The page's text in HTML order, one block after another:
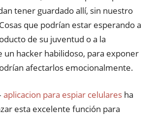
tener guardado allí, sin nuestro
que podrían estar esperando a
de su juventud o a la
un hacker habilidoso, para exponer
afectarlos emocionalmente.
aplicacion para espiar celulares ha
esta excelente función para